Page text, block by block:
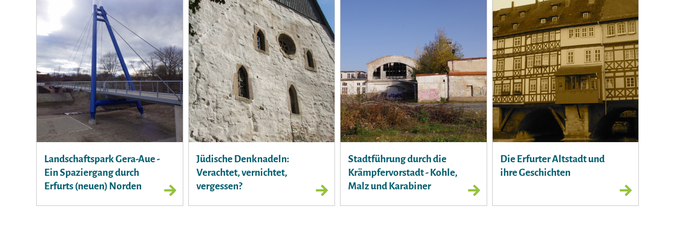
Landschaftspark Gera-Aue -
Ein Spaziergang durch
Erfurts (neuen) Norden
Jüdische Denknadeln:
Verachtet, vernichtet,
vergessen?
Stadtführung durch die
Krämpfervorstadt - Kohle,
Malz und Karabiner
Die Erfurter Altstadt und
ihre Geschichten